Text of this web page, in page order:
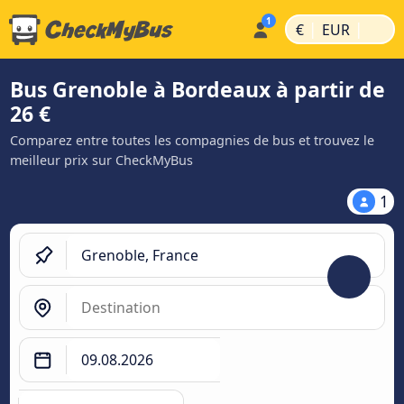
€ | EUR |
Bus Grenoble à Bordeaux à partir de
26 €
Comparez entre toutes les compagnies de bus et trouvez le
meilleur prix sur CheckMyBus
1